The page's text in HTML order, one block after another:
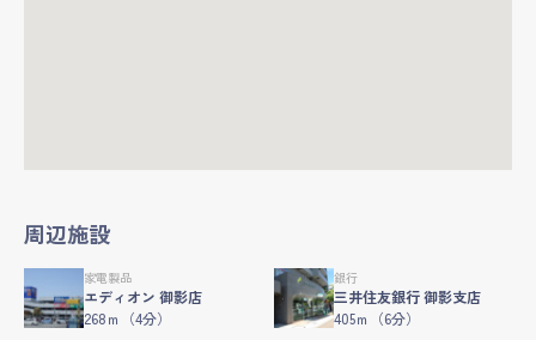
周辺施設
家電製品
エディオン 御影店
268ｍ（4分）
銀行
三井住友銀行 御影支店
405ｍ（6分）